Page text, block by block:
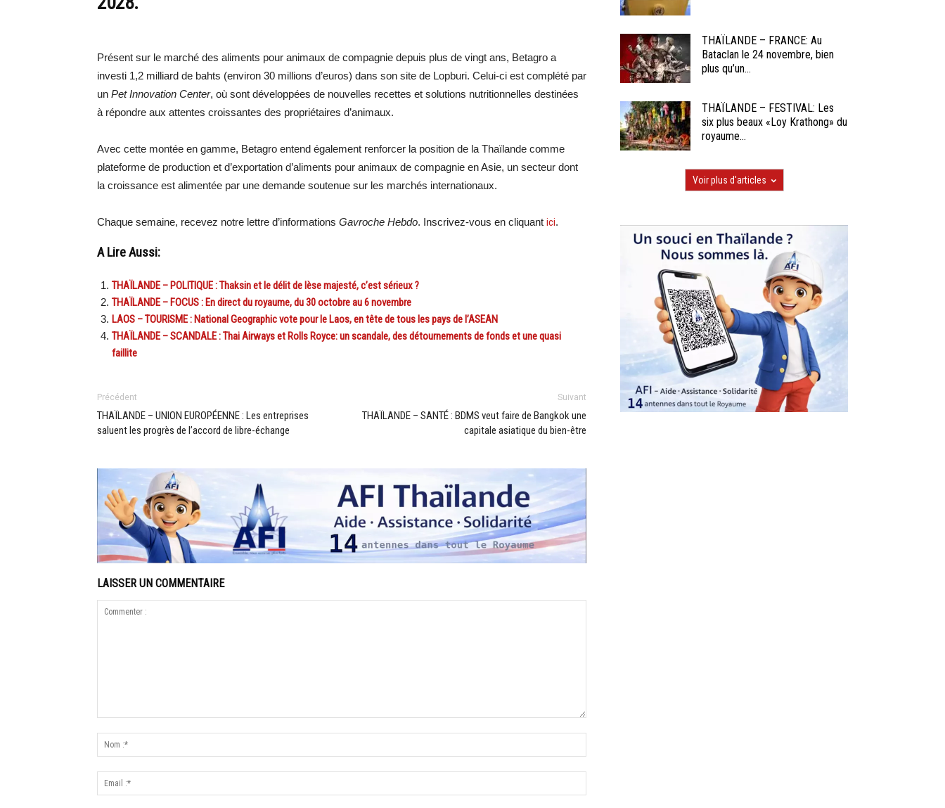
Présent sur le marché des aliments pour animaux de compagnie depuis plus de vingt ans, Betagro a
investi 1,2 milliard de bahts (environ 30 millions d’euros) dans son site de Lopburi. Celui-ci est complété par
un Pet Innovation Center, où sont développées de nouvelles recettes et solutions nutritionnelles destinées
à répondre aux attentes croissantes des propriétaires d’animaux.
Avec cette montée en gamme, Betagro entend également renforcer la position de la Thaïlande comme
plateforme de production et d’exportation d’aliments pour animaux de compagnie en Asie, un secteur dont
la croissance est alimentée par une demande soutenue sur les marchés internationaux.
Chaque semaine, recevez notre lettre d’informations Gavroche Hebdo. Inscrivez-vous en cliquant ici.
A Lire Aussi:
THAÏLANDE – POLITIQUE : Thaksin et le délit de lèse majesté, c’est sérieux ?
THAÏLANDE – FOCUS : En direct du royaume, du 30 octobre au 6 novembre
LAOS – TOURISME : National Geographic vote pour le Laos, en tête de tous les pays de l’ASEAN
THAÏLANDE – SCANDALE : Thai Airways et Rolls Royce: un scandale, des détournements de fonds et une quasi
faillite
Précédent
THAÏLANDE – UNION EUROPÉENNE : Les entreprises
saluent les progrès de l’accord de libre-échange
Suivant
THAÏLANDE – SANTÉ : BDMS veut faire de Bangkok une
capitale asiatique du bien-être
LAISSER UN COMMENTAIRE
THAÏLANDE – FRANCE: Au
Bataclan le 24 novembre, bien
plus qu’un...
THAÏLANDE – FESTIVAL: Les
six plus beaux «Loy Krathong» du
royaume...
Voir plus d'articles